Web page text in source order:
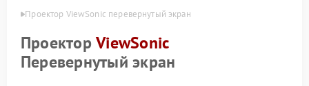
Проектор ViewSonic перевернутый экран
ПроекторViewSonic
Перевернутый экран